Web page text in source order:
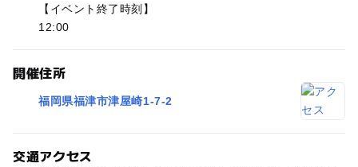
【イベント終了時刻】
12:00
開催住所
福岡県福津市津屋崎1-7-2
交通アクセス